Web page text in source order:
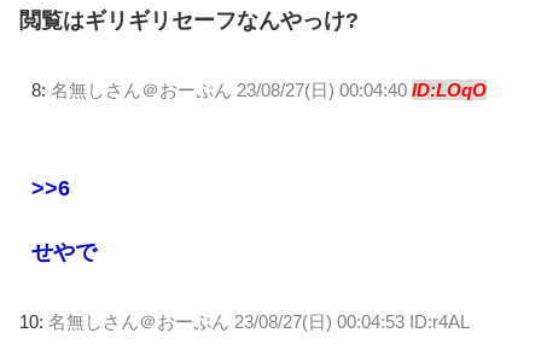
閲覧はギリギリセーフなんやっけ?
8: 名無しさん＠おーぷん 23/08/27(日) 00:04:40 ID:LOqO
>>6
せやで
10: 名無しさん＠おーぷん 23/08/27(日) 00:04:53 ID:r4AL